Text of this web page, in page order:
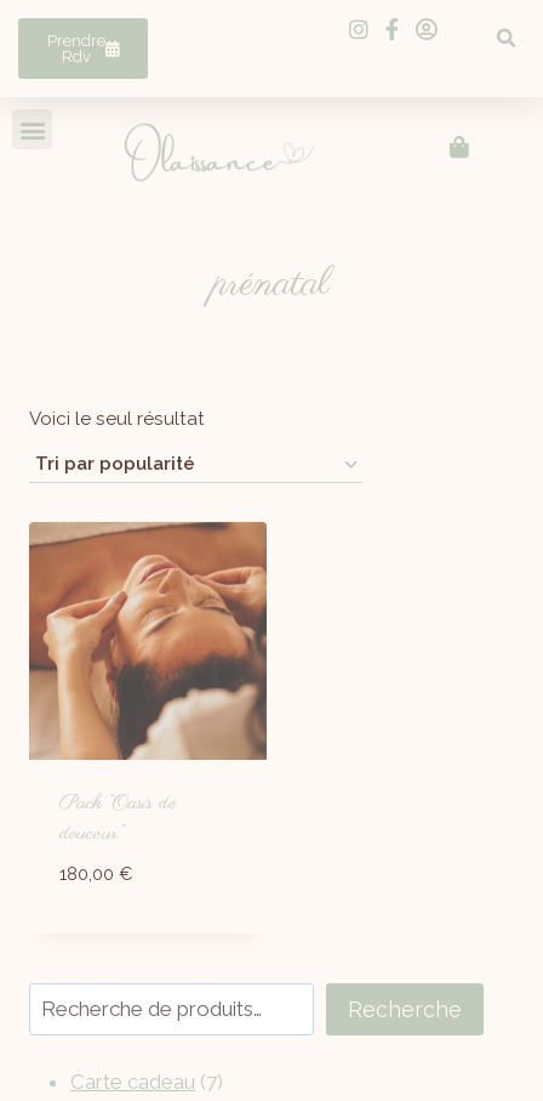
Prendre
Rdv
prénatal
Voici le seul résultat
Pack “Oasis de
douceur”
180,00 €
Recherche
Carte cadeau 7